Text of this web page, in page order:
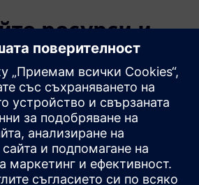
ресурси и
продукти
информация и
Key